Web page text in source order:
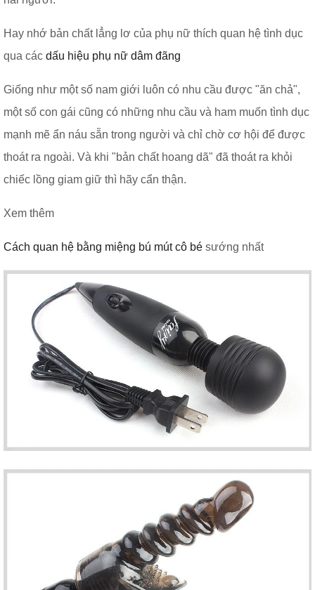
Hay nhớ bản chất lẳng lơ của phụ nữ thích quan hệ tình dục
qua các dấu hiệu phụ nữ dâm đãng
Giống như một số nam giới luôn có nhu cầu được "ăn chả",
một số con gái cũng có những nhu cầu và ham muốn tình dục
mạnh mẽ ẩn náu sẵn trong người và chỉ chờ cơ hội để được
thoát ra ngoài. Và khi "bản chất hoang dã" đã thoát ra khỏi
chiếc lồng giam giữ thì hãy cẩn thận.
Xem thêm
Cách quan hệ bằng miệng bú mút cô bé sướng nhất